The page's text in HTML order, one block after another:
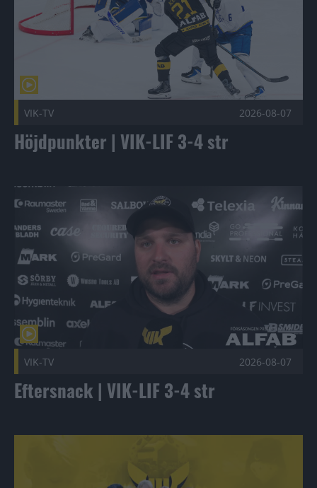
VIK-TV 2026-08-07
Höjdpunkter | VIK-LIF 3-4 str
Eftersnack | VIK-LIF 3-4 str Publicerad 2026-08-07
VIK-TV 2026-08-07
Eftersnack | VIK-LIF 3-4 str